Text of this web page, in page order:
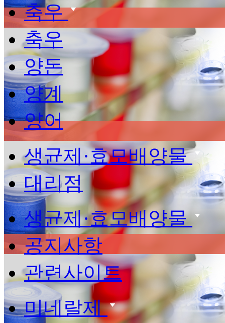
축우
축우
양돈
양계
양어
생균제·효모배양물
대리점
생균제·효모배양물
공지사항
관련사이트
미네랄제